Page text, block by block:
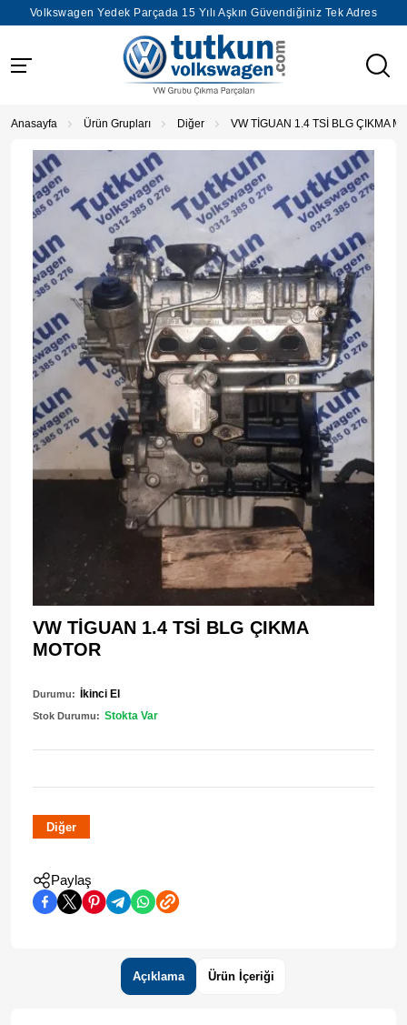
Volkswagen Yedek Parçada 15 Yılı Aşkın Güvendiğiniz Tek Adres
Anasayfa Ürün Grupları Diğer VW TİGUAN 1.4 TSİ BLG ÇIKMA
VW TİGUAN 1.4 TSİ BLG ÇIKMA
MOTOR
Durumu: İkinci El
Stok Durumu: Stokta Var
Diğer
Paylaş
Açıklama Ürün İçeriği